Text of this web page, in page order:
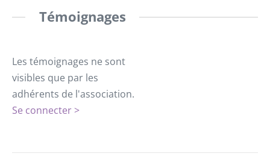
Témoignages
Les témoignages ne sont
visibles que par les
adhérents de l'association.
Se connecter >